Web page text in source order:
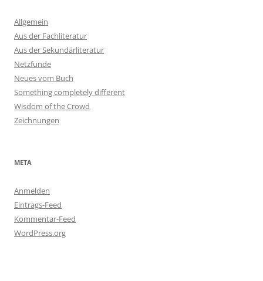
Allgemein
Aus der Fachliteratur
Aus der Sekundärliteratur
Netzfunde
Neues vom Buch
Something completely different
Wisdom of the Crowd
Zeichnungen
META
Anmelden
Eintrags-Feed
Kommentar-Feed
WordPress.org